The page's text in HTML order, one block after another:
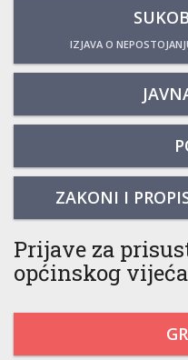
IZJAVA O
ZAKONI I
Prijave za
općinskog